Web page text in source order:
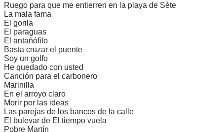
Ruego para que me entierren en la playa de Sète
La mala fama
El gorila
El paraguas
El antañófilo
Basta cruzar el puente
Soy un golfo
He quedado con usted
Canción para el carbonero
Marinilla
En el arroyo claro
Morir por las ideas
Las parejas de los bancos de la calle
El bulevar de El tiempo vuela
Pobre Martín